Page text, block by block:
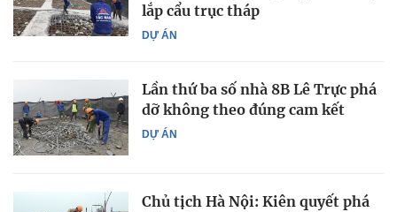
DỰ ÁN
lắp cẩu trục tháp
DỰ ÁN
Lần thứ ba số nhà 8B Lê Trực phá
dỡ không theo đúng cam kết
Chủ tịch Hà Nội: Kiên quyết phá